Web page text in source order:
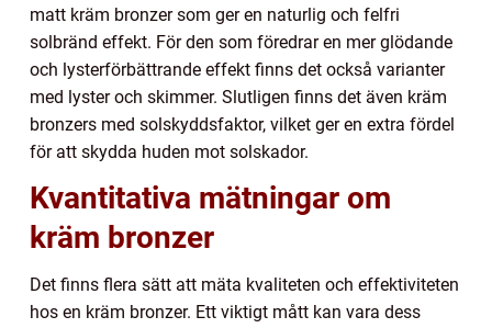
matt kräm bronzer som ger en naturlig och felfri
solbränd effekt. För den som föredrar en mer glödande
och lysterförbättrande effekt finns det också varianter
med lyster och skimmer. Slutligen finns det även kräm
bronzers med solskyddsfaktor, vilket ger en extra fördel
för att skydda huden mot solskador.
Kvantitativa mätningar om
kräm bronzer
Det finns flera sätt att mäta kvaliteten och effektiviteten
hos en kräm bronzer. Ett viktigt mått kan vara dess